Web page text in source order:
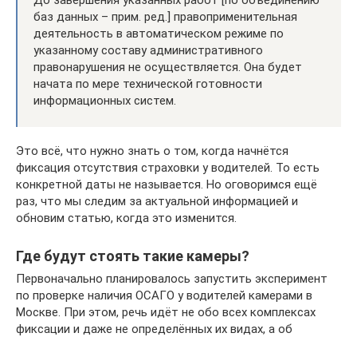
баз данных – прим. ред.] правоприменительная
деятельность в автоматическом режиме по
указанному составу административного
правонарушения не осуществляется. Она будет
начата по мере технической готовности
информационных систем.
Это всё, что нужно знать о том, когда начнётся
фиксация отсутствия страховки у водителей. То есть
конкретной даты не называется. Но оговоримся ещё
раз, что мы следим за актуальной информацией и
обновим статью, когда это изменится.
Где будут стоять такие камеры?
Первоначально планировалось запустить эксперимент
по проверке наличия ОСАГО у водителей камерами в
Москве. При этом, речь идёт не обо всех комплексах
фиксации и даже не определённых их видах, а об